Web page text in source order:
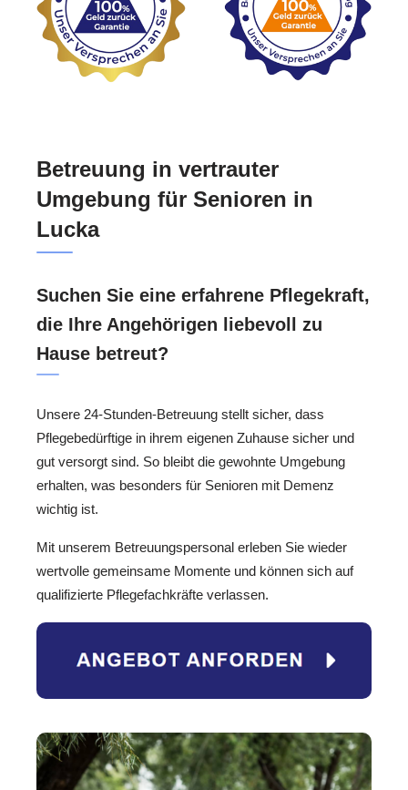
Betreuung in vertrauter
Umgebung für Senioren in
Lucka
Suchen Sie eine erfahrene Pflegekraft,
die Ihre Angehörigen liebevoll zu
Hause betreut?
Unsere 24-Stunden-Betreuung stellt sicher, dass
Pflegebedürftige in ihrem eigenen Zuhause sicher und
gut versorgt sind. So bleibt die gewohnte Umgebung
erhalten, was besonders für Senioren mit Demenz
wichtig ist.
Mit unserem Betreuungspersonal erleben Sie wieder
wertvolle gemeinsame Momente und können sich auf
qualifizierte Pflegefachkräfte verlassen.